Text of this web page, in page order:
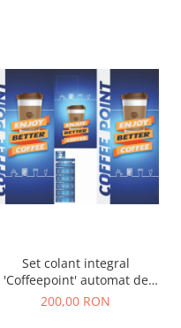
Set colant integral
'Coffeepoint' automat de
cafea boabe Wittenborg
200,00 RON